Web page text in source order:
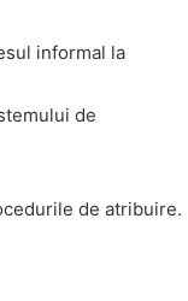
informal la
de
de atribuire.